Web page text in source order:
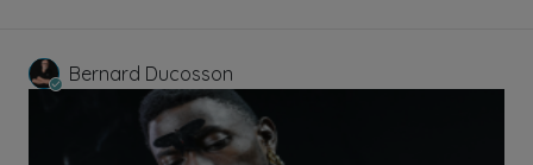
Bernard Ducosson